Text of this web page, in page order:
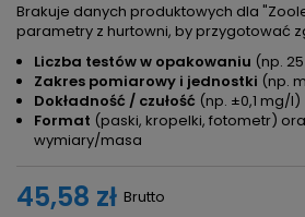
Brakuje danych produktowych dla
parametry z hurtowni, by przygotować
Liczba testów w opakowaniu (np.
Zakres pomiarowy i jednostki (np.
Dokładność / czułość (np. ±0,1 mg/l)
Format (paski, kropelki, fotometr)
wymiary/masa
45,58 zł Brutto